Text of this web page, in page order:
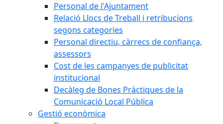
Personal de l'Ajuntament
Relació Llocs de Treball i retribucions
segons categories
Personal directiu, càrrecs de confiança,
assessors
Cost de les campanyes de publicitat
institucional
Decàleg de Bones Pràctiques de la
Comunicació Local Pública
Gestió econòmica